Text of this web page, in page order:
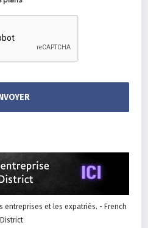
entreprises et les expatriés. - French
District